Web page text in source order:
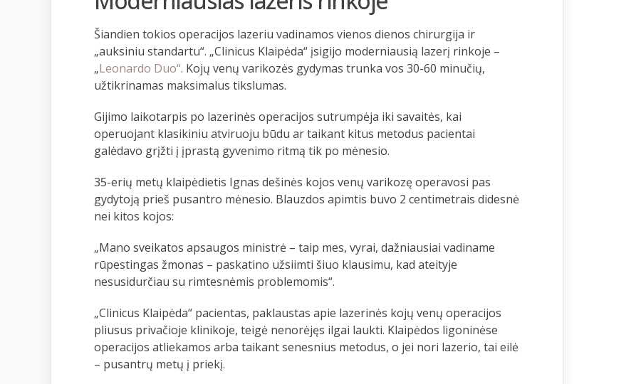
Šiandien tokios operacijos lazeriu vadinamos vienos dienos chirurgija ir
„auksiniu standartu“. „Clinicus Klaipėda“ įsigijo moderniausią lazerį rinkoje –
„Leonardo Duo“. Kojų venų varikozės gydymas trunka vos 30-60 minučių,
užtikrinamas maksimalus tikslumas.
Gijimo laikotarpis po lazerinės operacijos sutrumpėja iki savaitės, kai
operuojant klasikiniu atviruoju būdu ar taikant kitus metodus pacientai
galėdavo grįžti į įprastą gyvenimo ritmą tik po mėnesio.
35-erių metų klaipėdietis Ignas dešinės kojos venų varikozę operavosi pas
gydytoją prieš pusantro mėnesio. Blauzdos apimtis buvo 2 centimetrais didesnė
nei kitos kojos:
„Mano sveikatos apsaugos ministrė – taip mes, vyrai, dažniausiai vadiname
rūpestingas žmonas – paskatino užsiimti šiuo klausimu, kad ateityje
nesusidurčiau su rimtesnėmis problemomis“.
„Clinicus Klaipėda“ pacientas, paklaustas apie lazerinės kojų venų operacijos
pliusus privačioje klinikoje, teigė nenorėjęs ilgai laukti. Klaipėdos ligoninėse
operacijos atliekamos arba taikant senesnius metodus, o jei nori lazerio, tai eilė
– pusantrų metų į priekį.